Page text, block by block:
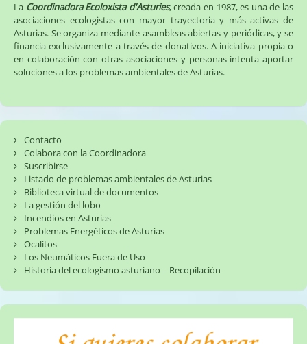
La Coordinadora Ecoloxista d'Asturies, creada en 1987, es una de las
asociaciones ecologistas con mayor trayectoria y más activas de
Asturias. Se organiza mediante asambleas abiertas y periódicas, y se
financia exclusivamente a través de donativos. A iniciativa propia o
en colaboración con otras asociaciones y personas intenta aportar
soluciones a los problemas ambientales de Asturias.
Contacto
Colabora con la Coordinadora
Suscribirse
Listado de problemas ambientales de Asturias
Biblioteca virtual de documentos
La gestión del lobo
Incendios en Asturias
Problemas Energéticos de Asturias
Ocalitos
Los Neumáticos Fuera de Uso
Historia del ecologismo asturiano – Recopilación